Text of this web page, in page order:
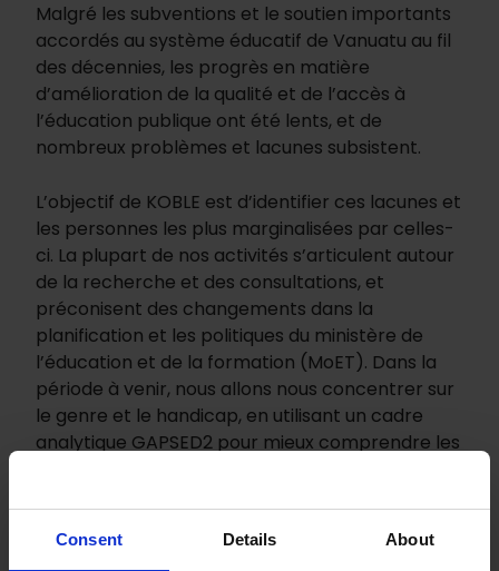
Consent Details About
Malgré les subventions et le soutien importants
accordés au système éducatif de Vanuatu au fil
des décennies, les progrès en matière
d’amélioration de la qualité et de l’accès à
l’éducation publique ont été lents, et de
nombreux problèmes et lacunes subsistent.
L’objectif de KOBLE est d’identifier ces lacunes et
les personnes les plus marginalisées par celles-
ci. La plupart de nos activités s’articulent autour
de la recherche et des consultations, et
préconisent des changements dans la
planification et les politiques du ministère de
l’éducation et de la formation (MoET). Dans la
période à venir, nous allons nous concentrer sur
le genre et le handicap, en utilisant un cadre
analytique GAPSED2 pour mieux comprendre les
Le budget de l’éducation reste faible, et le